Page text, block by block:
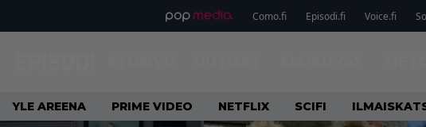
Como.fi Episodi.fi Voice.fi
YLE AREENA PRIME VIDEO NETFLIX SCIFI